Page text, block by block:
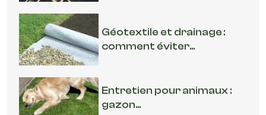
Géotextile et drainage :
comment éviter...
Entretien pour animaux :
gazon...